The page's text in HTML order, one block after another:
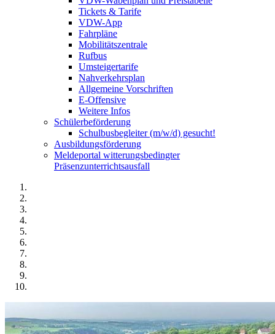
Tickets & Tarife
VDW-App
Fahrpläne
Mobilitätszentrale
Rufbus
Umsteigertarife
Nahverkehrsplan
Allgemeine Vorschriften
E-Offensive
Weitere Infos
Schülerbeförderung
Schulbusbegleiter (m/w/d) gesucht!
Ausbildungsförderung
Meldeportal witterungsbedingter
Präsenzunterrichtsausfall